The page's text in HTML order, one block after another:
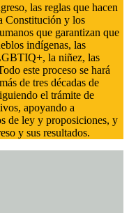
las reglas que hacen
Constitución y los
que garantizan que
indígenas, las
la niñez, las
este proceso se hará
de tres décadas de
el trámite de
apoyando a
de ley y proposiciones, y
y sus resultados.